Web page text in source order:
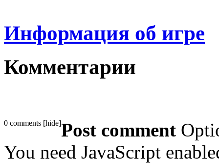
Информация об игре
Комментарии
0 comments [hide]Post comment
You need JavaScript